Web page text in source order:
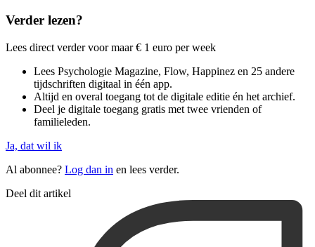
Verder lezen?
Lees direct verder voor maar € 1 euro per week
Lees Psychologie Magazine, Flow, Happinez en 25 andere
tijdschriften digitaal in één app.
Altijd en overal toegang tot de digitale editie én het archief.
Deel je digitale toegang gratis met twee vrienden of
familieleden.
Ja, dat wil ik
Al abonnee? Log dan in en lees verder.
Deel dit artikel